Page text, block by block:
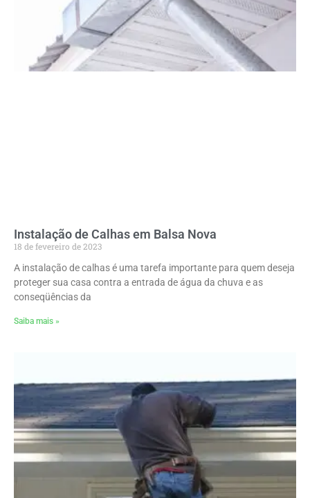
Instalação de Calhas em Balsa Nova
18 de fevereiro de 2023
A instalação de calhas é uma tarefa importante para quem deseja
proteger sua casa contra a entrada de água da chuva e as
conseqüências da
Saiba mais »